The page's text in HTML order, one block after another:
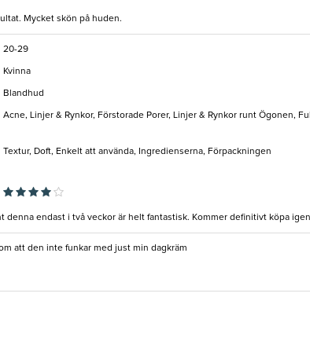
Mycket skön på huden.
20-29
Kvinna
Blandhud
Acne, Linjer & Rynkor, Förstorade Porer, Linjer & Rynkor runt Ögonen,
Textur, Doft, Enkelt att använda, Ingredienserna, Förpackningen
denna endast i två veckor är helt fantastisk. Kommer definitivt köpa
att den inte funkar med just min dagkräm